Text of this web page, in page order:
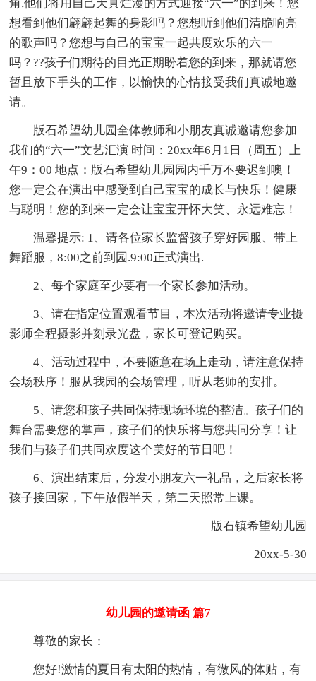
角,他们将用自己天真烂漫的方式迎接“六一”的到来！您
想看到他们翩翩起舞的身影吗？您想听到他们清脆响亮
的歌声吗？您想与自己的宝宝一起共度欢乐的六一
吗？??孩子们期待的目光正期盼着您的到来，那就请您
暂且放下手头的工作，以愉快的心情接受我们真诚地邀
请。
版石希望幼儿园全体教师和小朋友真诚邀请您参加
我们的“六一”文艺汇演 时间：20xx年6月1日（周五）上
午9：00 地点：版石希望幼儿园园内千万不要迟到噢！
您一定会在演出中感受到自己宝宝的成长与快乐！健康
与聪明！您的到来一定会让宝宝开怀大笑、永远难忘！
温馨提示: 1、请各位家长监督孩子穿好园服、带上
舞蹈服，8:00之前到园.9:00正式演出.
2、每个家庭至少要有一个家长参加活动。
3、请在指定位置观看节目，本次活动将邀请专业摄
影师全程摄影并刻录光盘，家长可登记购买。
4、活动过程中，不要随意在场上走动，请注意保持
会场秩序！服从我园的会场管理，听从老师的安排。
5、请您和孩子共同保持现场环境的整洁。孩子们的
舞台需要您的掌声，孩子们的快乐将与您共同分享！让
我们与孩子们共同欢度这个美好的节日吧！
6、演出结束后，分发小朋友六一礼品，之后家长将
孩子接回家，下午放假半天，第二天照常上课。
版石镇希望幼儿园
20xx-5-30
幼儿园的邀请函 篇7
尊敬的家长：
您好!激情的夏日有太阳的热情，有微风的体贴，有